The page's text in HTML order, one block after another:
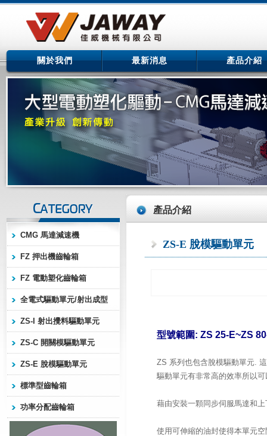
關於我們 最新消息 產品介紹
CMG 馬達減速機
FZ 押出機齒輪箱
FZ 電動塑化齒輪箱
全電式驅動單元/射出成型
ZS-I 射出攪料驅動單元
ZS-C 開關模驅動單元
ZS-E 脫模驅動單元
標準型齒輪箱
功率分配齒輪箱
產品介紹
ZS-E 脫模驅動單元
型號範圍: ZS 25-E~ZS
ZS 系列也包含脫模驅動單元.
驅動單元有非常高的效率所以
藉由安裝一顆同步伺服馬達和
使用可伸縮的油封使得本單元空